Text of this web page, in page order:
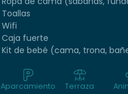
Toallas
Wifi
Caja fuerte
Kit de bebé (cama, trona,
Aparcamiento
Terraza